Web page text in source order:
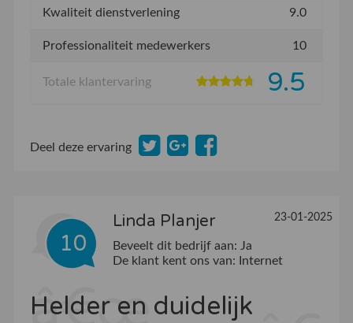
Kwaliteit dienstverlening 9.0
Professionaliteit medewerkers 10
Totale klantervaring 9.5
Deel deze ervaring
10
Linda Planjer 23-01-2025
Beveelt dit bedrijf aan: Ja
De klant kent ons van:
Internet
Helder en duidelijk